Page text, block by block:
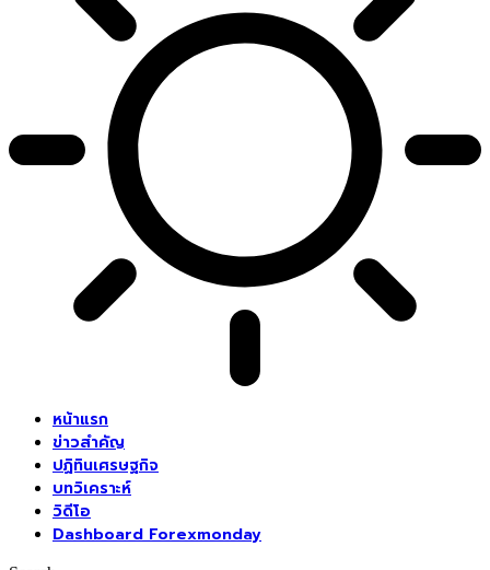
หน้าแรก
ข่าวสำคัญ
ปฏิทินเศรษฐกิจ
บทวิเคราะห์
วิดีโอ
Dashboard Forexmonday